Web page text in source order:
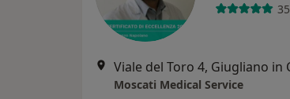
Viale del Toro 4, Giugliano in
Moscati Medical Service